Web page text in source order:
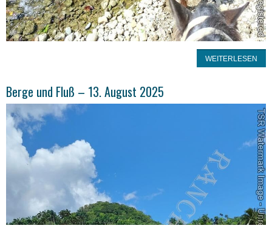
WEITERLESEN
Berge und Fluß – 13. August 2025